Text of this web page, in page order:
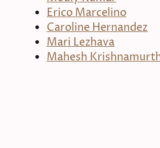
Erico Marcelino
Caroline Hernandez
Mari Lezhava
Mahesh